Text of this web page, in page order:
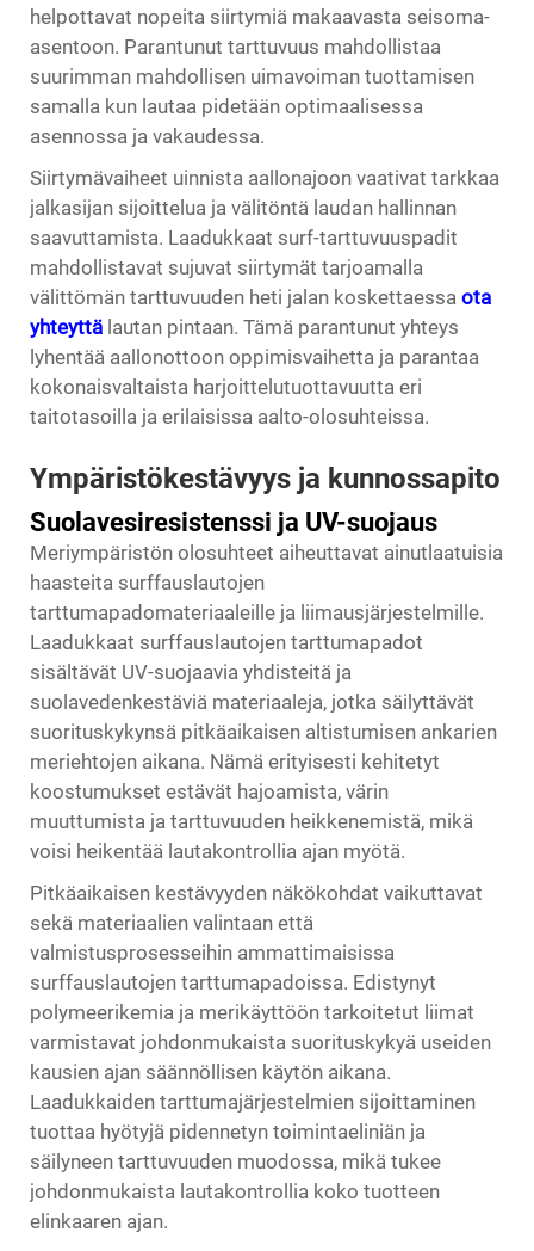
helpottavat nopeita siirtymiä makaavasta seisoma-
asentoon. Parantunut tarttuvuus mahdollistaa
suurimman mahdollisen uimavoiman tuottamisen
samalla kun lautaa pidetään optimaalisessa
asennossa ja vakaudessa.
Siirtymävaiheet uinnista aallonajoon vaativat tarkkaa
jalkasijan sijoittelua ja välitöntä laudan hallinnan
saavuttamista. Laadukkaat surf-tarttuvuuspadit
mahdollistavat sujuvat siirtymät tarjoamalla
välittömän tarttuvuuden heti jalan koskettaessa ota
yhteyttä lautan pintaan. Tämä parantunut yhteys
lyhentää aallonottoon oppimisvaihetta ja parantaa
kokonaisvaltaista harjoittelutuottavuutta eri
taitotasoilla ja erilaisissa aalto-olosuhteissa.
Ympäristökestävyys ja kunnossapito
Suolavesiresistenssi ja UV-suojaus
Meriympäristön olosuhteet aiheuttavat ainutlaatuisia
haasteita surffauslautojen
tarttumapadomateriaaleille ja liimausjärjestelmille.
Laadukkaat surffauslautojen tarttumapadot
sisältävät UV-suojaavia yhdisteitä ja
suolavedenkestäviä materiaaleja, jotka säilyttävät
suorituskykynsä pitkäaikaisen altistumisen ankarien
meriehtojen aikana. Nämä erityisesti kehitetyt
koostumukset estävät hajoamista, värin
muuttumista ja tarttuvuuden heikkenemistä, mikä
voisi heikentää lautakontrollia ajan myötä.
Pitkäaikaisen kestävyyden näkökohdat vaikuttavat
sekä materiaalien valintaan että
valmistusprosesseihin ammattimaisissa
surffauslautojen tarttumapadoissa. Edistynyt
polymeerikemia ja merikäyttöön tarkoitetut liimat
varmistavat johdonmukaista suorituskykyä useiden
kausien ajan säännöllisen käytön aikana.
Laadukkaiden tarttumajärjestelmien sijoittaminen
tuottaa hyötyjä pidennetyn toimintaeliniän ja
säilyneen tarttuvuuden muodossa, mikä tukee
johdonmukaista lautakontrollia koko tuotteen
elinkaaren ajan.